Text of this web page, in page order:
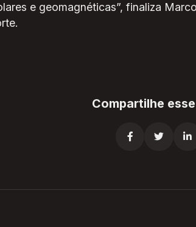
e geomagnéticas”, finaliza
Compartilhe
  